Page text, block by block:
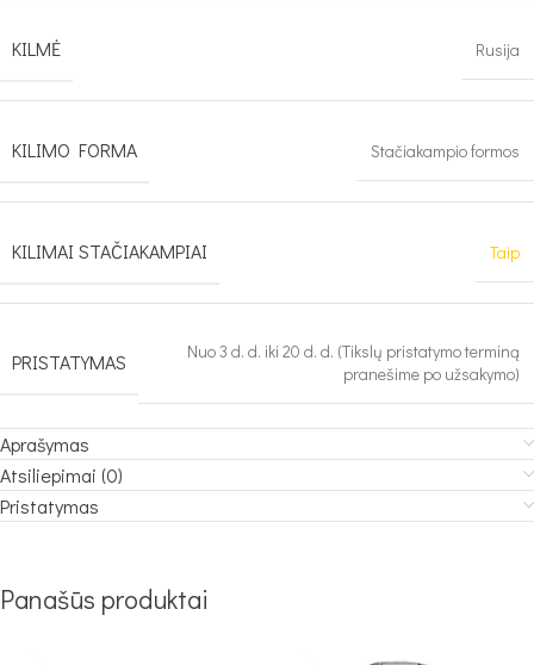
KILMĖ Rusija
KILIMO FORMA Stačiakampio formos
KILIMAI STAČIAKAMPIAI Taip
PRISTATYMAS
Nuo 3 d. d. iki 20 d. d. (Tikslų pristatymo terminą
pranešime po užsakymo)
Aprašymas
Atsiliepimai (0)
Pristatymas
Panašūs produktai